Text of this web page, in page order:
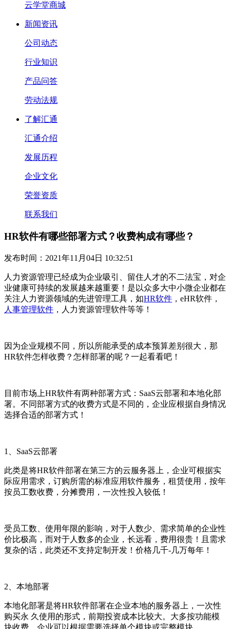
云学堂商城
新闻资讯
公司动态
行业知识
产品问答
劳动法规
了解汇通
汇通介绍
发展历程
企业文化
荣誉资质
联系我们
HR软件有哪些部署方式？收费构成有哪些？
发布时间：2021年11月04日 10:32:51
人力资源管理已经成为企业吸引、留住人才的不二法宝，对企
业健康可持续的发展越来越重要！是以众多大中小微企业都在
关注人力资源领域的先进管理工具，如HR软件 ， eHR软件，
人事管理软件 ，人力资源管理软件等等！
因为企业规模不同，所以所能承受的成本预算差别很大，那
HR软件怎样收费？怎样部署的呢？一起看看吧！
目前市场上HR软件有两种部署方式 ： SaaS云部署和本地化部
署。不同部署方式的收费方式是不同的，企业应根据自身情况
选择合适的部署方式！
1 SaaS云部署
此类是将HR软件部署在第三方的云服务器上，企业可根据实
际应用需求，订购所需的标准应用软件服务，租赁使用，按年
按员工数收费，分摊费用，一次性投入较低！
受员工数、使用年限的影响，对于人数少、需求简单的企业性
价比极高，而对于人数多的企业，长远看，费用很贵！且需求
复杂的话，此类还不支持定制开发！价格几千-几万每年！
2 本地部署
本地化部署是将HR软件部署在企业本地的服务器上， 一次性
购买永 久使用的形式，前期投资成本比较大。大多按功能模
块收费，企业可以根据需要选择单个模块或完整模块。